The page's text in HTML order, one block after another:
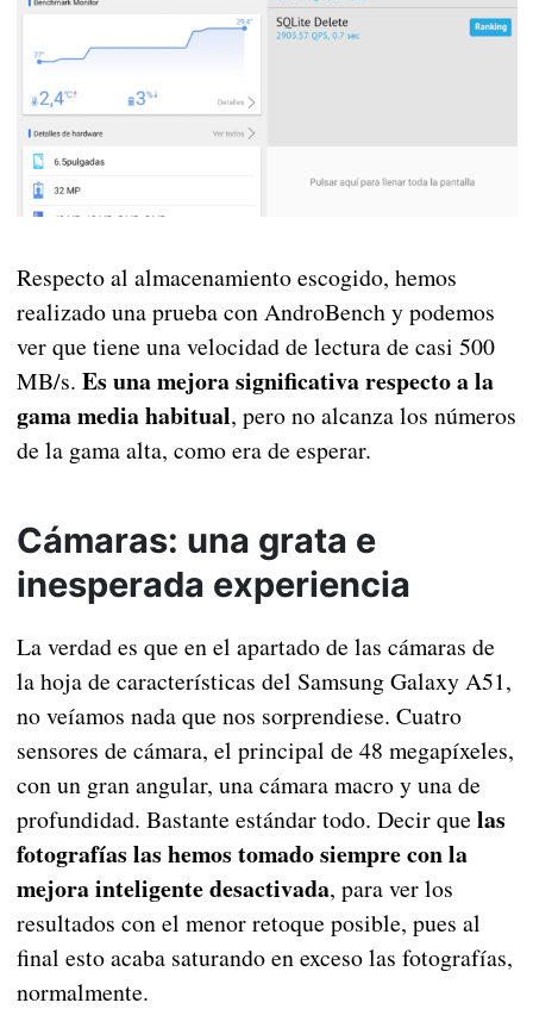
Respecto al almacenamiento escogido, hemos
realizado una prueba con AndroBench y podemos
ver que tiene una velocidad de lectura de casi 500
MB/s. Es una mejora significativa respecto a la
gama media habitual, pero no alcanza los números
de la gama alta, como era de esperar.
Cámaras: una grata e
inesperada experiencia
La verdad es que en el apartado de las cámaras de
la hoja de características del Samsung Galaxy A51,
no veíamos nada que nos sorprendiese. Cuatro
sensores de cámara, el principal de 48 megapíxeles,
con un gran angular, una cámara macro y una de
profundidad. Bastante estándar todo. Decir que las
fotografías las hemos tomado siempre con la
mejora inteligente desactivada, para ver los
resultados con el menor retoque posible, pues al
final esto acaba saturando en exceso las fotografías,
normalmente.